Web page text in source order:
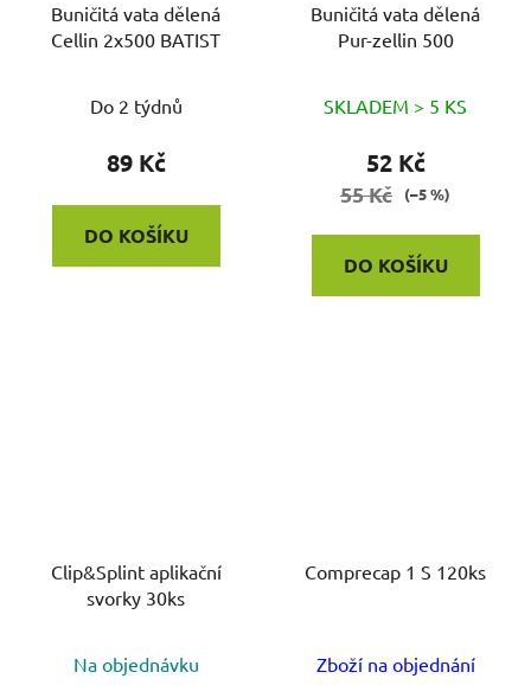
Buničitá vata dělená
Cellin 2x500 BATIST
Do 2 týdnů
89 Kč
DO KOŠÍKU
Buničitá vata dělená
Pur-zellin 500
SKLADEM > 5 KS
52 Kč
55 Kč (–5 %)
DO KOŠÍKU
Clip&Splint aplikační
svorky 30ks
Na objednávku
Comprecap 1 S 120ks
Zboží na objednání